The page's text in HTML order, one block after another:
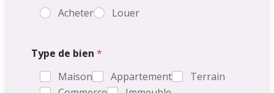
Acheter
Louer
Type de bien*
Maison
Appartement
Terrain